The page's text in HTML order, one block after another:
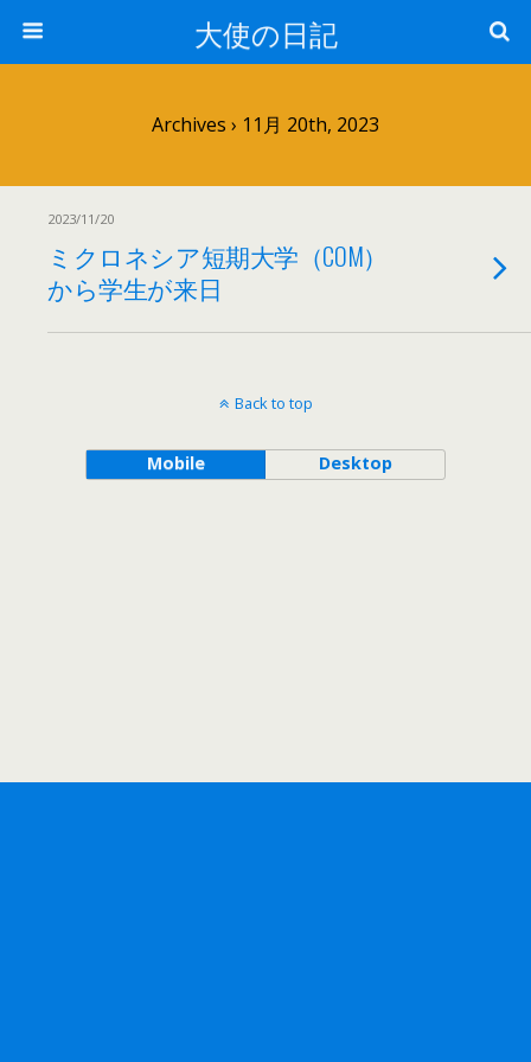
大使の日記
Archives › 11月 20th, 2023
2023/11/20
ミクロネシア短期大学（COM）
から学生が来日
Back to top
Mobile Desktop